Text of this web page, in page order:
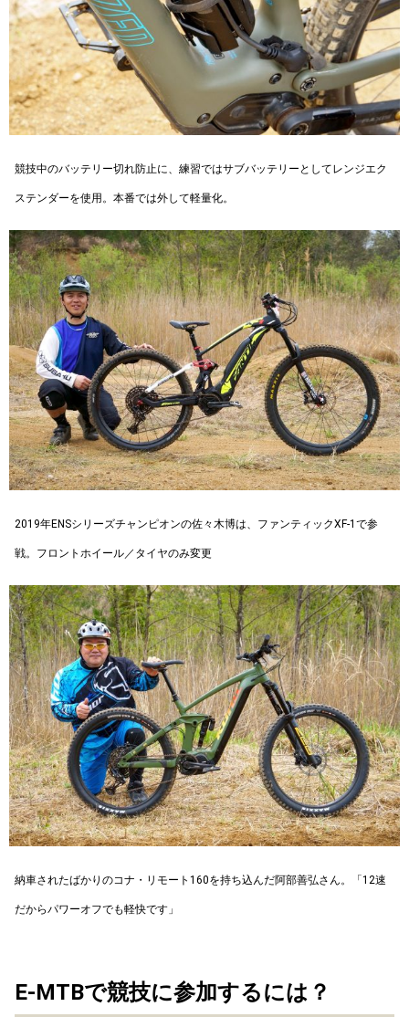
競技中のバッテリー切れ防止に、練習ではサブバッテリーとしてレンジエク
ステンダーを使用。本番では外して軽量化。
2019年ENSシリーズチャンピオンの佐々木博は、ファンティックXF-1で参
戦。フロントホイール／タイヤのみ変更
納車されたばかりのコナ・リモート160を持ち込んだ阿部善弘さん。「12速
だからパワーオフでも軽快です」
E-MTBで競技に参加するには？